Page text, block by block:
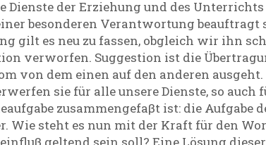
Dienste der Erziehung und des
besonderen Verantwortung beauftragt
gilt es neu zu fassen, obgleich wir ihn
verworfen. Suggestion ist die
von dem einen auf den anderen
sie für alle unsere Dienste, so
zusammengefaβt ist: die Aufgabe
Wie steht es nun mit der Kraft für den
geltend sein soll? Eine Lösung